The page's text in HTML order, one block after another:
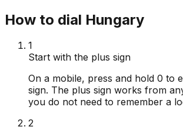
How to dial Hungary
1
Start with the plus sign
On a mobile, press and hold 0 to
sign. The plus sign works from
you do not need to remember a
2